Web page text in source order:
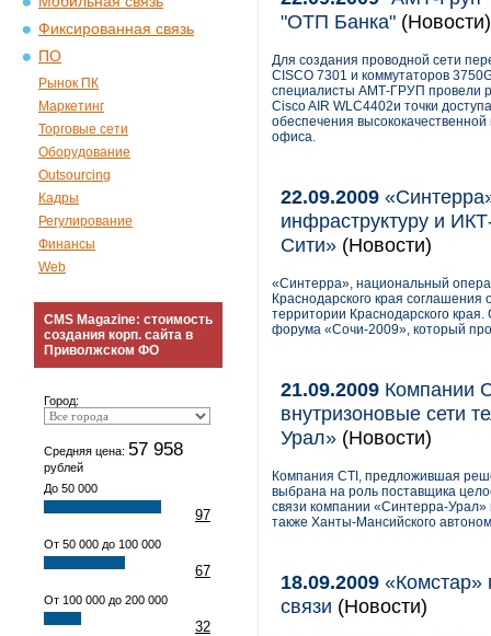
Фиксированная связь
ПО
Рынок ПК
Маркетинг
Торговые сети
Оборудование
Outsourcing
Кадры
Регулирование
Финансы
Web
CMS Magazine: стоимость
создания корп. сайта в
Приволжском ФО
Город:
Средняя цена: 57 958
рублей
До 50 000
97
От 50 000 до 100 000
67
От 100 000 до 200 000
32
"ОТП Банка" (Новости)
Для создания проводной сети
CISCO 7301 и коммутаторов
специалисты АМТ-ГРУП провели
Cisco AIR WLC4402и точки
обеспечения
офиса.
22.09.2009
инфраструктуру и
Сити» (Новости)
«Синтерра», национальный
Краснодарского края
территории Краснодарского
форума «Сочи-2009», который
21.09.2009 Компании
внутризоновые сети
Урал» (Новости)
Компания CTI, предложившая
выбрана на роль поставщика
связи компании «Синтерра-Урал»
также Ханты-Мансийского
18.09.2009 «Комстар»
связи (Новости)